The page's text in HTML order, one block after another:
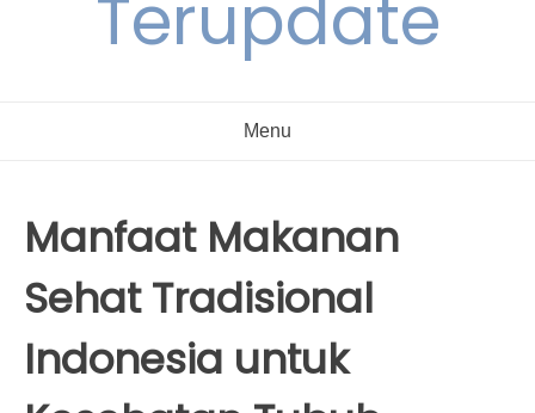
Terupdate
Menu
Manfaat Makanan
Sehat Tradisional
Indonesia untuk